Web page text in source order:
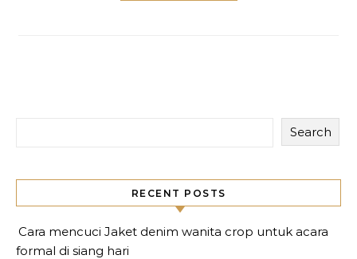
Search
RECENT POSTS
Cara mencuci Jaket denim wanita crop untuk acara
formal di siang hari